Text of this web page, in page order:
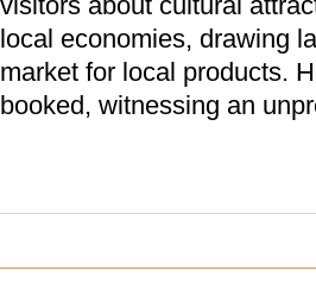
local economies, drawing
market for local products.
booked, witnessing an